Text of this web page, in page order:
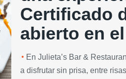
Certificado
abierto en
En Julieta’s Bar &
a disfrutar sin prisa, entre